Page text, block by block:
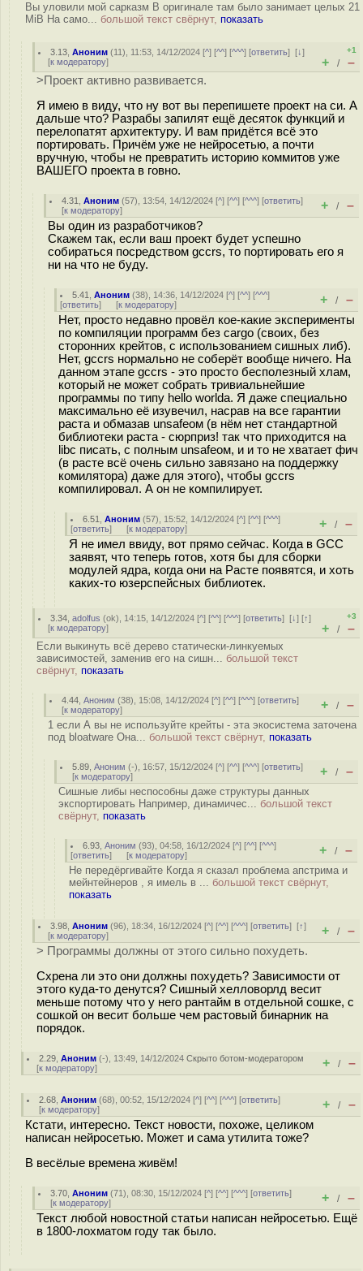
Вы уловили мой сарказм В оригинале там было занимает целых 21
MiB На само... большой текст свёрнут, показать
3.13 ,Аноним (11), 11:53, 14/12/2024 [^] [^^] [^^^] [ответить][↓]
[к модератору]
+1
+ / –
>Проект активно развивается.
Я имею в виду, что ну вот вы перепишете проект на си. А
дальше что? Разрабы запилят ещё десяток функций и
перелопатят архитектуру. И вам придётся всё это
портировать. Причём уже не нейросетью, а почти
вручную, чтобы не превратить историю коммитов уже
ВАШЕГО проекта в говно.
4.31 ,Аноним (57), 13:54, 14/12/2024 [^] [^^] [^^^] [ответить]
[к модератору] + / –
Вы один из разработчиков?
Скажем так, если ваш проект будет успешно
собираться посредством gccrs, то портировать его я
ни на что не буду.
5.41 ,Аноним (38), 14:36, 14/12/2024 [^] [^^] [^^^]
[ответить] [к модератору] + / –
Нет, просто недавно провёл кое-какие эксперименты
по компиляции программ без cargo (своих, без
сторонних крейтов, с использованием сишных либ).
Нет, gccrs нормально не соберёт вообще ничего. На
данном этапе gccrs - это просто бесполезный хлам,
который не может собрать тривиальнейшие
программы по типу hello worldа. Я даже специально
максимально её изувечил, насрав на все гарантии
раста и обмазав unsafeом (в нём нет стандартной
библиотеки раста - сюрприз! так что приходится на
libc писать, с полным unsafeом, и и то не хватает фич
(в расте всё очень сильно завязано на поддержку
комилятора) даже для этого), чтобы gccrs
компилировал. А он не компилирует.
6.51 ,Аноним (57), 15:52, 14/12/2024 [^] [^^] [^^^]
[ответить] [к модератору] + / –
Я не имел ввиду, вот прямо сейчас. Когда в GCC
заявят, что теперь готов, хотя бы для сборки
модулей ядра, когда они на Расте появятся, и хоть
каких-то юзерспейсных библиотек.
3.34 ,adolfus (ok), 14:15, 14/12/2024 [^] [^^] [^^^] [ответить][↓] [↑]
[к модератору]
+3
+ / –
Если выкинуть всё дерево статически-линкуемых
зависимостей, заменив его на сишн... большой текст
свёрнут, показать
4.44 ,Аноним (38), 15:08, 14/12/2024 [^] [^^] [^^^] [ответить]
[к модератору] + / –
1 если А вы не используйте крейты - эта экосистема заточена
под bloatware Она... большой текст свёрнут, показать
5.89 ,Аноним (-), 16:57, 15/12/2024 [^] [^^] [^^^] [ответить]
[к модератору] + / –
Сишные либы неспособны даже структуры данных
экспортировать Например, динамичес... большой текст
свёрнут, показать
6.93 ,Аноним (93), 04:58, 16/12/2024 [^] [^^] [^^^]
[ответить] [к модератору] + / –
Не передёргивайте Когда я сказал проблема апстрима и
мейнтейнеров , я имель в ... большой текст свёрнут,
показать
3.98 ,Аноним (96), 18:34, 16/12/2024 [^] [^^] [^^^] [ответить][↑]
[к модератору] + / –
> Программы должны от этого сильно похудеть.
Схрена ли это они должны похудеть? Зависимости от
этого куда-то денутся? Сишный хелловорлд весит
меньше потому что у него рантайм в отдельной сошке, с
сошкой он весит больше чем растовый бинарник на
порядок.
2.29 ,Аноним (-), 13:49, 14/12/2024Скрыто ботом-модератором
[к модератору] + / –
2.68 ,Аноним (68), 00:52, 15/12/2024 [^] [^^] [^^^] [ответить]
[к модератору] + / –
Кстати, интересно. Текст новости, похоже, целиком
написан нейросетью. Может и сама утилита тоже?
В весёлые времена живём!
3.70 ,Аноним (71), 08:30, 15/12/2024 [^] [^^] [^^^] [ответить]
[к модератору] + / –
Текст любой новостной статьи написан нейросетью. Ещё
в 1800-лохматом году так было.